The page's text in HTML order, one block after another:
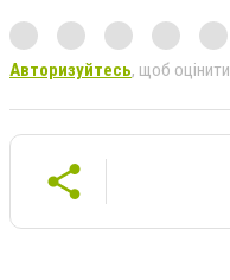
Авторизуйтесь, щоб оцінити